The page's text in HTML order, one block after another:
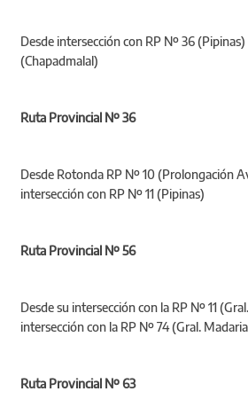
Desde intersección con RP Nº 36
(Chapadmalal)
Ruta Provincial Nº 36
Desde Rotonda RP Nº 10 (Prolongación
intersección con RP Nº 11 (Pipinas)
Ruta Provincial Nº 56
Desde su intersección con la RP Nº 11
intersección con la RP Nº 74 (Gral.
Ruta Provincial Nº 63